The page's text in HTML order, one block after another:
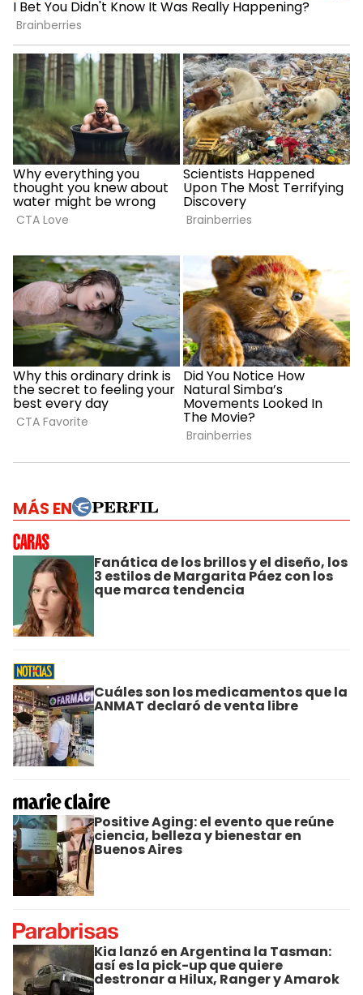
MÁS EN
Fanática de los brillos y el diseño, los
3 estilos de Margarita Páez con los
que marca tendencia
Cuáles son los medicamentos que la
ANMAT declaró de venta libre
Positive Aging: el evento que reúne
ciencia, belleza y bienestar en
Buenos Aires
Kia lanzó en Argentina la Tasman:
así es la pick-up que quiere
destronar a Hilux, Ranger y Amarok